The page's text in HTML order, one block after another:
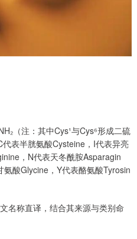
（注：其中Cys¹与Cys⁶形成二硫
表半胱氨酸Cysteine，I代表异亮
，N代表天冬酰胺Asparagin
酸Glycine，Y代表酪氨酸Tyrosin
名称直译，结合其来源与类别命